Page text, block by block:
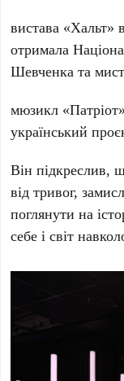
вистава «Хальт»
отримала
Шевченка та
мюзикл «Патріот»
український
Він підкреслив,
від тривог,
поглянути на
себе і світ